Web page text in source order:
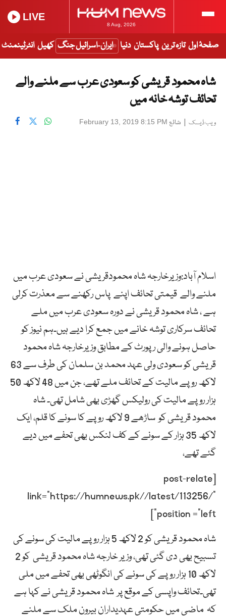
8 Aug, 2026
LIVE
صفحۂ اول تازہ ترین پاکستان دنیا ایران-اسرائیل جنگ کھیل انٹرٹینمنٹ
شاہ محمود قریشی کو سعودی عرب سے ملنے والے
تحائف توشہ خانہ میں
ویب ڈیسک | شائع February 13, 2019 8:15 PM
اسلام آباد:وزیرخارجہ شاہ محمودقریشی نے سعودی عرب میں
ملنے والے قیمتی تحائف اپنے پاس رکھنے سے معذرت کرلی
ہے ، شاہ محمود قریشی نے دورہ سعودی عرب میں ملے
تحائف سرکاری توشہ خانے میں جمع کرا دیے ہیں۔ہم نیوز کو
حاصل ہونے والی رپورٹ کے مطابق وزیرخارجہ شاہ محمود
قریشی کو سعودی ولی عہد محمد بن سلمان کی طرف سے 63
لاکھ روپے مالیت کے تحائف ملے تھے، جن میں 48 لاکھ 50
ہزار روپے مالیت کی رولیکس گھڑی بھی شامل تھی۔ شاہ
محمود قریشی کو ساڑھے 9 لاکھ روپے کا سونے کا قلم، ایک
لاکھ 35 ہزار کے سونے کے کف لنکس بھی تحفے میں دیے
گئے تھے،
[post-relate
link=”https://humnews.pk//latest/113256/”
position =”left”]
شاہ محمود قریشی کو 2 لاکھ 5 ہزار روپے مالیت کی سونے کی
تسبیح بھی دی گئی تھی، وزیر خارجہ شاہ محمود قریشی کو 2
لاکھ 10 ہزار روپے کی سونے کی انگوٹھی بھی تحفے میں ملی
تھی۔تحائف واپسی کے موقع پر شاہ محمود قریشی نے کہا ہے
کہ ماضی میں حکومتی عہدیداران بیرون ملک سے ملنے